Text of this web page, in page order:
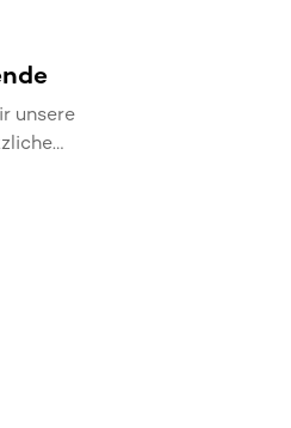
unsere